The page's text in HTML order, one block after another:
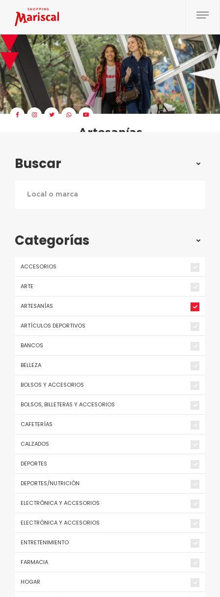
Artesanías
Buscar
Categorías
ACCESORIOS
ARTE
ARTESANÍAS
ARTÍCULOS DEPORTIVOS
BANCOS
BELLEZA
BOLSOS Y ACCESORIOS
BOLSOS, BILLETERAS Y ACCESORIOS
CAFETERÍAS
CALZADOS
DEPORTES
DEPORTES/NUTRICIÓN
ELECTRÓNICA Y ACCESORIOS
ELECTRÓNICA Y ACCESORIOS
ENTRETENIMIENTO
FARMACIA
HOGAR